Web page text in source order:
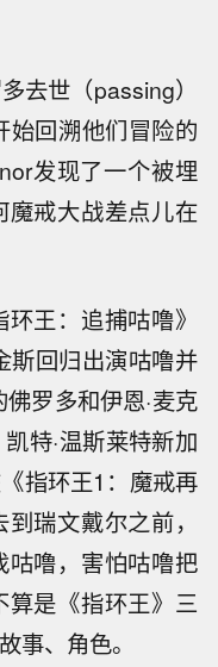
去世（passing）
始回溯他们冒险的
发现了一个被埋
戒大战差点儿在
王：追捕咕噜》
回归出演咕噜并
罗多和伊恩·麦克
特·温斯莱特新加
指环王1：魔戒再
瑞文戴尔之前，
噜，害怕咕噜把
是《指环王》三
事、角色。